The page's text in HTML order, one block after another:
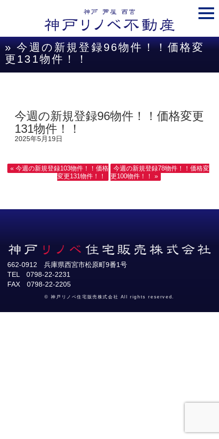
» 今週の新規登録96物件！！価格変
更131物件！！
今週の新規登録96物件！！価格変更
131物件！！
2025年5月19日
« 今週の新規登録103物件！！価格
変更131物件！！
今週の新規登録78物件！！価格変
更100物件！！ »
662-0912 兵庫県西宮市松原町9番1号
TEL 0798-22-2231
FAX 0798-22-2205
© 神戸リノベ住宅販売株式会社 All rights reserved.